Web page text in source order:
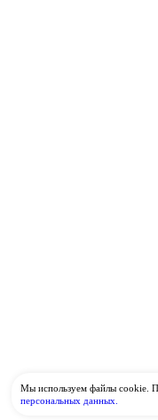
Мы используем файлы cookie.
персональных данных.